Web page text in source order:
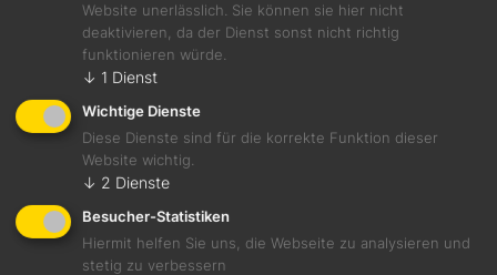
Website unerlässlich. Sie können sie hier nicht
deaktivieren, da der Dienst sonst nicht richtig
funktionieren würde.
↓ 1 Dienst
Wichtige Dienste
Diese Dienste sind für die korrekte Funktion dieser
Website wichtig.
↓ 2 Dienste
Besucher-Statistiken
Hiermit helfen Sie uns, die Webseite zu analysieren und
stetig zu verbessern